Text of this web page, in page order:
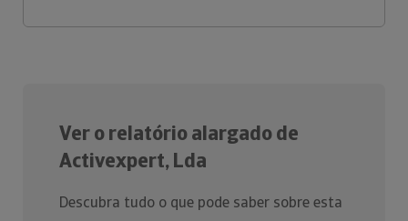
Ver o relatório alargado de
Activexpert, Lda
Descubra tudo o que pode saber sobre esta